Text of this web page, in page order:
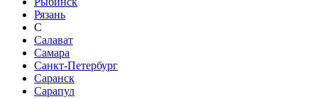
Рязань
С
Салават
Самара
Санкт-Петербург
Саранск
Сарапул